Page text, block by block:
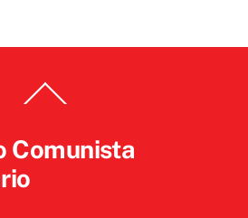
To
Comunista